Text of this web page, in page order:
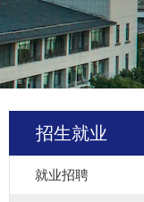
招生就业
就业招聘